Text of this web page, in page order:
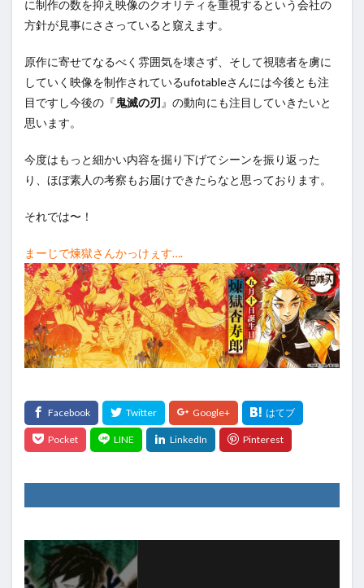
に制作の数を抑え映像のクオリティを重視するという会社の
方針が見事にささっていると窺えます。
原作に寄せてなるべく雰囲気を壊さず、そして視聴者を虜に
していく映像を制作されているufotableさんには今後とも注
目ですし今後の『鬼滅の刃 』の動向にも注目していきたいと
思います。
今度はもっと細かい内容を掘り下げてシーンを振り返った
り、ほぼ素人の考察もお届けできたらなと思っております。
それでは〜！
まーじで煉獄さんかっけぇす….